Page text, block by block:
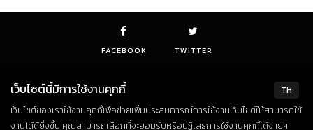
FACEBOOK TWITTER
© Copyright 2018. All Rights Reserved
TH
เว็บไซต์นี้มีการใช้งานคุกกี้
เว็บไซต์ของเราใช้งานคุกกี้เพื่อช่วยเพิ่มประสบการณ์การใช้งานเว็บไซต์ให้สามารถใช้
งานได้ดียิ่งขึ้น คุณสามารถเลือกที่จะยอมรับหรือปฏิเสธการใช้งานคุกกี้ได้ง่ายๆ